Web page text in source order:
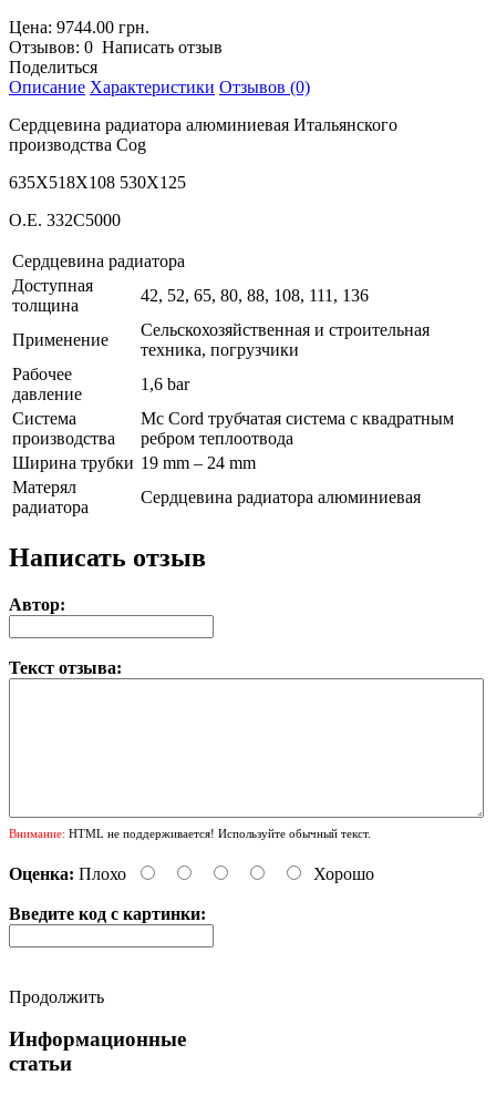
Цена: 9744.00 грн.
Отзывов: 0 Написать отзыв
Поделиться
Описание Характеристики Отзывов (0)
Сердцевина радиатора алюминиевая Итальянского
производства Cog
635X518X108 530X125
O.E. 332C5000
Сердцевина радиатора
Доступная
толщина
42, 52, 65, 80, 88, 108, 111, 136
Применение
Сельскохозяйственная и строительная
техника, погрузчики
Рабочее
давление
1,6 bar
Система
производства
Mc Cord трубчатая система с квадратным
ребром теплоотвода
Ширина трубки 19 mm – 24 mm
Матерял
радиатора
Сердцевина радиатора алюминиевая
Написать отзыв
Автор:
Текст отзыва:
Внимание: HTML не поддерживается! Используйте обычный текст.
Оценка: Плохо Хорошо
Введите код с картинки:
Продолжить
Информационные
статьи